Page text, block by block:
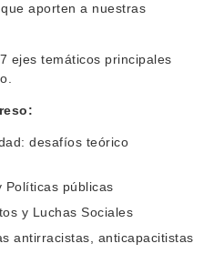
aporten a nuestras
ejes temáticos principales
desafíos teórico
Políticas públicas
y Luchas Sociales
antirracistas, anticapacitistas